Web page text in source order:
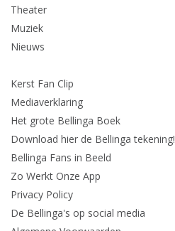
Theater
Muziek
Nieuws
Kerst Fan Clip
Mediaverklaring
Het grote Bellinga Boek
Download hier de Bellinga tekening!
Bellinga Fans in Beeld
Zo Werkt Onze App
Privacy Policy
De Bellinga's op social media